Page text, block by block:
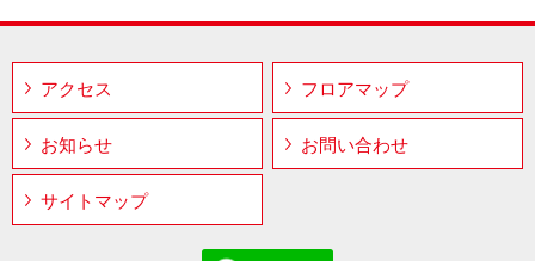
アクセス フロアマップ
お知らせ お問い合わせ
サイトマップ